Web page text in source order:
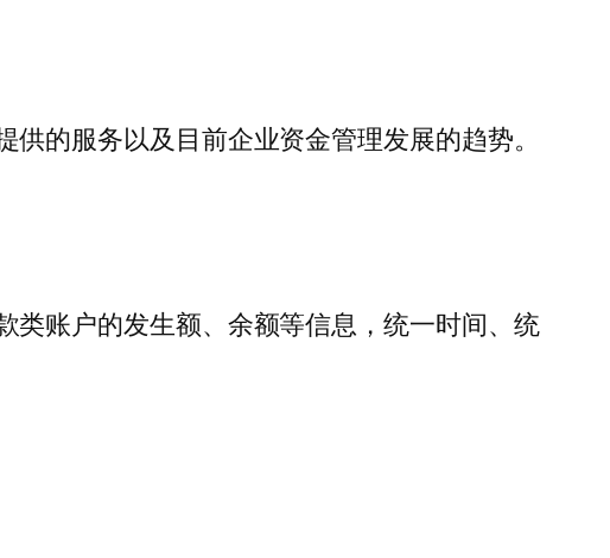
的服务以及目前企业资金管理发展的趋势。
类账户的发生额、余额等信息，统一时间、统